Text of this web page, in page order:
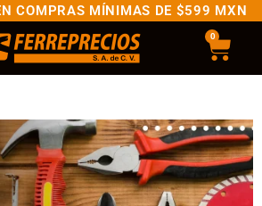
COMPRAS MÍNIMAS DE $599 MXN
0